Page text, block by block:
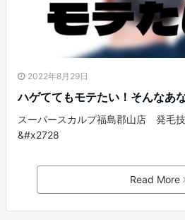
2022年8月29日
ハゲててもモテたい！そんなあ
スーパースカルプ福島郡山店 発毛
&#x2728
Read More